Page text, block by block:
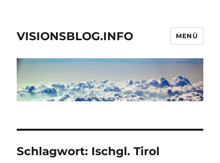
VISIONSBLOG.INFO MENÜ
Schlagwort: Ischgl. Tirol